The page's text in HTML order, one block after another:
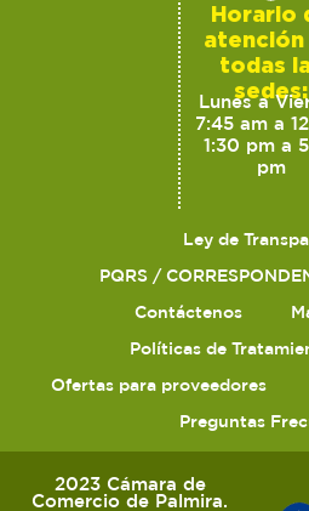
Horario
atención
todas
sedes:
Lunes a
7:45 am a
1:30 pm a
pm
Ley de
PQRS /
Contáctenos
Políticas de
Ofertas para proveedores
Preguntas
2023 Cámara de
Comercio de Palmira.